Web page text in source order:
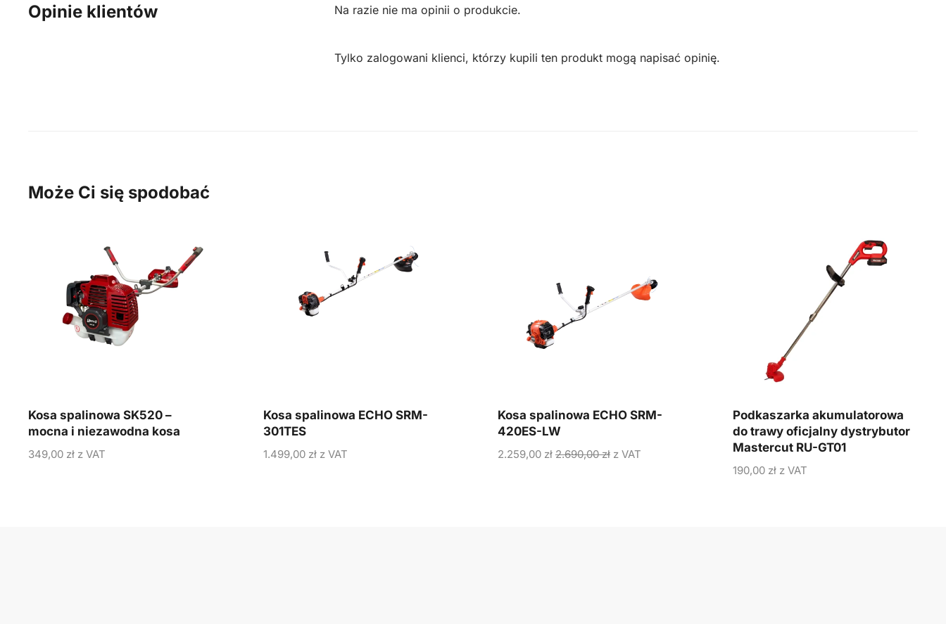
Opinie klientów Na razie nie ma opinii o produkcie.
Tylko zalogowani klienci, którzy kupili ten produkt mogą napisać opinię.
Może Ci się spodobać
Kosa spalinowa SK520 –
mocna i niezawodna kosa
349,00 zł z VAT
Kosa spalinowa ECHO SRM-
301TES
1.499,00 złz VAT
Kosa spalinowa ECHO SRM-
420ES-LW
2.259,00 zł 2.690,00zł z VAT
Podkaszarka akumulatorowa
do trawy oficjalny dystrybutor
Mastercut RU-GT01
190,00 złz VAT